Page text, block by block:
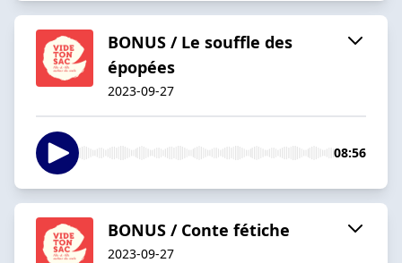
BONUS / Le souffle des
épopées
2023-09-27
08:56
BONUS / Conte fétiche
2023-09-27